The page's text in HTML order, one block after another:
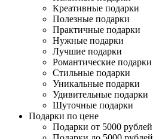
Креативные подарки
Полезные подарки
Практичные подарки
Нужные подарки
Лучшие подарки
Романтические подарки
Стильные подарки
Уникальные подарки
Удивительные подарки
Шуточные подарки
Подарки по цене
Подарки от 5000 рублей